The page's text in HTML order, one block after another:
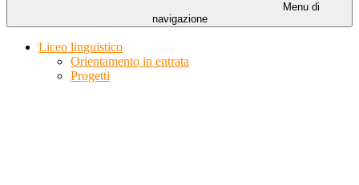
Menu di
navigazione
Liceo linguistico
Orientamento in entrata
Progetti